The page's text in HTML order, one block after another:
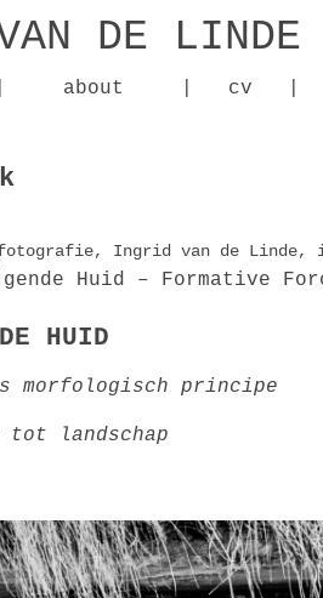
DE LINDE
about cv
, Ingrid van de Linde,
Huid – Formative
HUID
morfologisch principe
tot landschap